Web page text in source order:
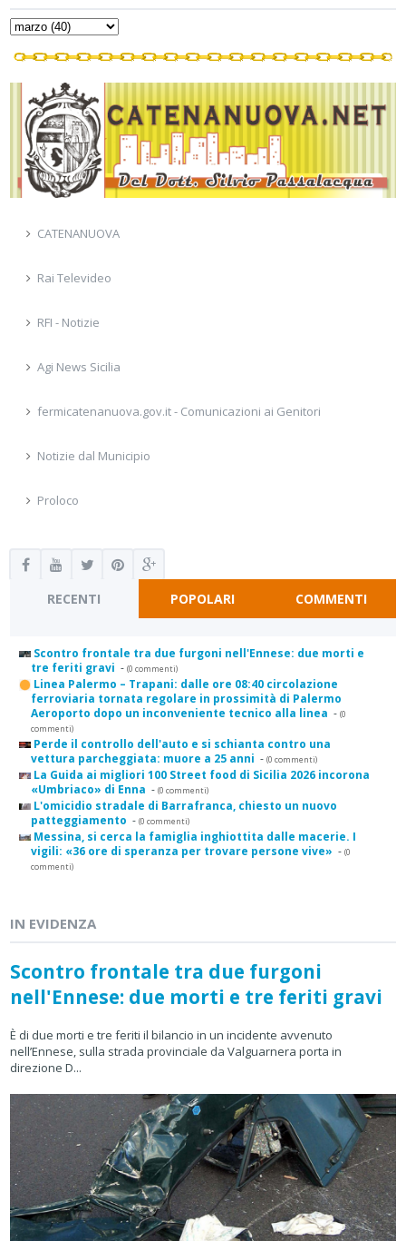
CATENANUOVA
Rai Televideo
RFI - Notizie
Agi News Sicilia
fermicatenanuova.gov.it - Comunicazioni ai Genitori
Notizie dal Municipio
Proloco
RECENTI POPOLARI COMMENTI
Scontro frontale tra due furgoni nell'Ennese: due morti e
tre feriti gravi - (0 commenti)
Linea Palermo – Trapani: dalle ore 08:40 circolazione
ferroviaria tornata regolare in prossimità di Palermo
Aeroporto dopo un inconveniente tecnico alla linea - (0
commenti)
Perde il controllo dell'auto e si schianta contro una
vettura parcheggiata: muore a 25 anni - (0 commenti)
La Guida ai migliori 100 Street food di Sicilia 2026 incorona
«Umbriaco» di Enna - (0 commenti)
L'omicidio stradale di Barrafranca, chiesto un nuovo
patteggiamento - (0 commenti)
Messina, si cerca la famiglia inghiottita dalle macerie. I
vigili: «36 ore di speranza per trovare persone vive» - (0
commenti)
IN EVIDENZA
Scontro frontale tra due furgoni
nell'Ennese: due morti e tre feriti gravi
È di due morti e tre feriti il bilancio in un incidente avvenuto
nell’Ennese, sulla strada provinciale da Valguarnera porta in
direzione D...